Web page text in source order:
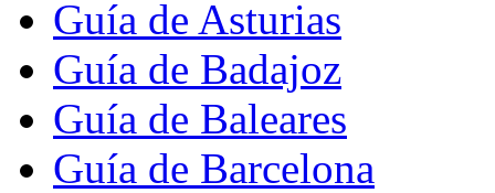
Guía de Asturias
Guía de Badajoz
Guía de Baleares
Guía de Barcelona